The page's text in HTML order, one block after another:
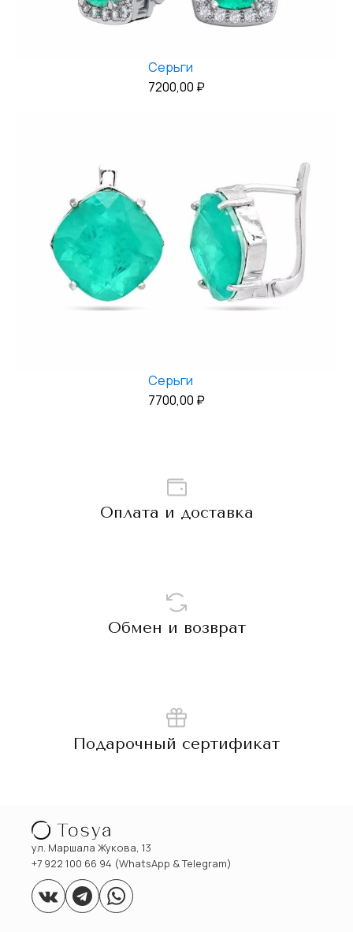
Серьги
7200,00 ₽
Серьги
7700,00 ₽
Оплата и доставка
Обмен и возврат
Подарочный сертификат
ул. Маршала Жукова, 13
+7 922 100 66 94 (WhatsApp & Telegram)